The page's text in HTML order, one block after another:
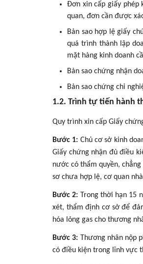
Đơn xin cấp giấy phép
quan, đơn cần được
Bản sao hợp lệ giấy
quá trình thành lập
mặt hàng kinh doanh
Bản sao chứng nhận
Bản sao chứng chỉ
1.2. Trình tự tiến hành
Quy trình xin cấp Giấy
Bước 1: Chủ cơ sở kinh
Giấy chứng nhận đủ điều
nước có thẩm quyền,
sơ chưa hợp lệ, cơ quan
Bước 2: Trong thời hạn 15
xét, thẩm định cơ sở để
hóa lỏng gas cho thương
Bước 3: Thương nhân nộp
có điều kiện trong lĩnh vực